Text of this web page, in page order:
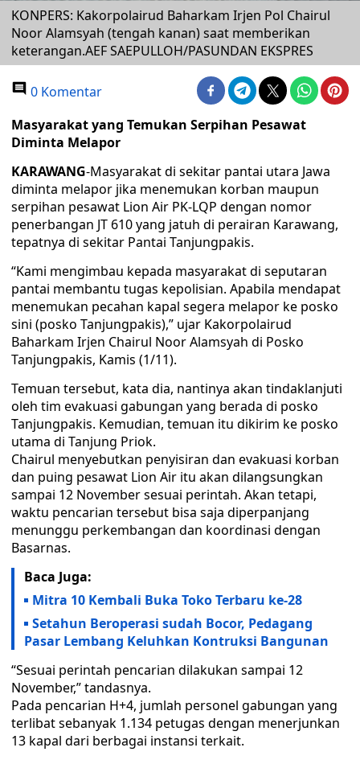
KONPERS: Kakorpolairud Baharkam Irjen Pol Chairul
Noor Alamsyah (tengah kanan) saat memberikan
keterangan.AEF SAEPULLOH/PASUNDAN EKSPRES
0 Komentar
Masyarakat yang Temukan Serpihan Pesawat
Diminta Melapor
KARAWANG-Masyarakat di sekitar pantai utara Jawa
diminta melapor jika menemukan korban maupun
serpihan pesawat Lion Air PK-LQP dengan nomor
penerbangan JT 610 yang jatuh di perairan Karawang,
tepatnya di sekitar Pantai Tanjungpakis.
“Kami mengimbau kepada masyarakat di seputaran
pantai membantu tugas kepolisian. Apabila mendapat
menemukan pecahan kapal segera melapor ke posko
sini (posko Tanjungpakis),” ujar Kakorpolairud
Baharkam Irjen Chairul Noor Alamsyah di Posko
Tanjungpakis, Kamis (1/11).
Temuan tersebut, kata dia, nantinya akan tindaklanjuti
oleh tim evakuasi gabungan yang berada di posko
Tanjungpakis. Kemudian, temuan itu dikirim ke posko
utama di Tanjung Priok.
Chairul menyebutkan penyisiran dan evakuasi korban
dan puing pesawat Lion Air itu akan dilangsungkan
sampai 12 November sesuai perintah. Akan tetapi,
waktu pencarian tersebut bisa saja diperpanjang
menunggu perkembangan dan koordinasi dengan
Basarnas.
Baca Juga:
Mitra 10 Kembali Buka Toko Terbaru ke-28
Setahun Beroperasi sudah Bocor, Pedagang
Pasar Lembang Keluhkan Kontruksi Bangunan
“Sesuai perintah pencarian dilakukan sampai 12
November,” tandasnya.
Pada pencarian H+4, jumlah personel gabungan yang
terlibat sebanyak 1.134 petugas dengan menerjunkan
13 kapal dari berbagai instansi terkait.